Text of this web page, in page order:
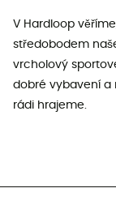
V Hardloop
středobodem
vrcholový
dobré vybavení a
rádi hrajeme.